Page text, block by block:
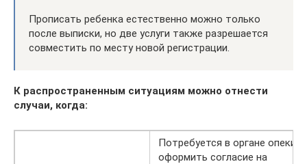
Прописать ребенка естественно можно только
после выписки, но две услуги также разрешается
совместить по месту новой регистрации.
К распространенным ситуациям можно отнести
случаи, когда:
Потребуется в органе опеки
оформить согласие на